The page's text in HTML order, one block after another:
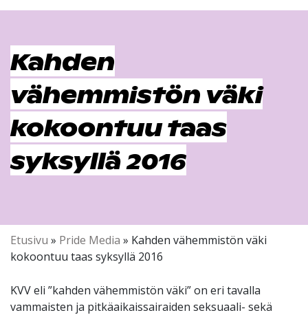
Kahden
vähemmistön väki
kokoontuu taas
syksyllä 2016
Etusivu » Pride Media » Kahden vähemmistön väki
kokoontuu taas syksyllä 2016
KVV eli ”kahden vähemmistön väki” on eri tavalla
vammaisten ja pitkäaikaissairaiden seksuaali- sekä